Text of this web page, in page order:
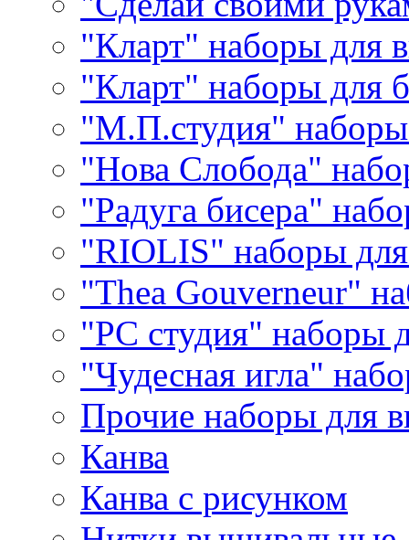
"Кларт" наборы для
"Кларт" наборы для
"М.П.студия"
"Нова Слобода"
"Радуга бисера"
"RIOLIS" наборы
"Thea Gouverneur"
"РС студия" наборы
"Чудесная игла"
Прочие наборы для
Канва
Канва с рисунком